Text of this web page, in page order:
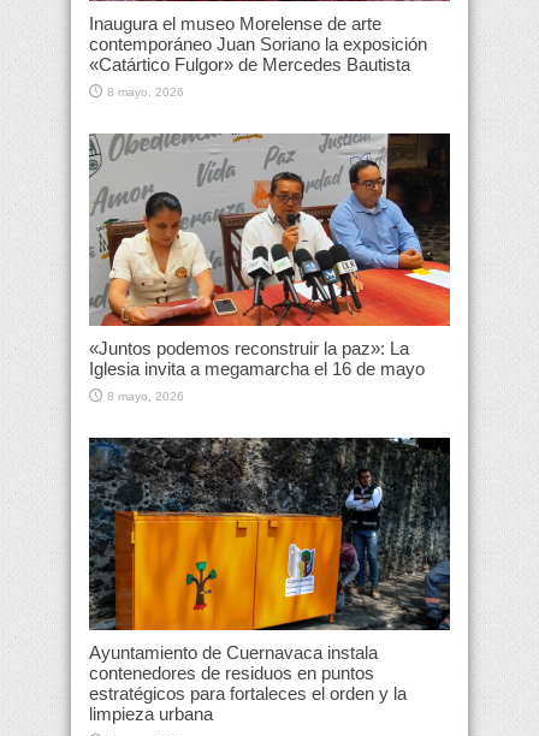
Inaugura el museo Morelense de arte
contemporáneo Juan Soriano la exposición
«Catártico Fulgor» de Mercedes Bautista
8 mayo, 2026
«Juntos podemos reconstruir la paz»: La
Iglesia invita a megamarcha el 16 de mayo
8 mayo, 2026
Ayuntamiento de Cuernavaca instala
contenedores de residuos en puntos
estratégicos para fortaleces el orden y la
limpieza urbana